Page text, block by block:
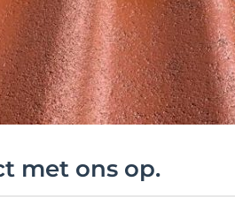
met ons op.